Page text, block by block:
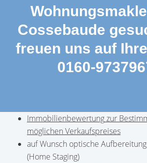
Cossebaude
freuen uns auf
0160-
Immobilienbewertungzur
möglichen Verkaufspreises
auf Wunsch optische
(Home Staging)